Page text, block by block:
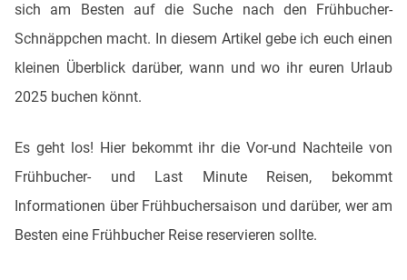
sich am Besten auf die Suche nach den Frühbucher-
Schnäppchen macht. In diesem Artikel gebe ich euch einen
kleinen Überblick darüber, wann und wo ihr euren Urlaub
2025 buchen könnt.
Es geht los! Hier bekommt ihr die Vor-und Nachteile von
Frühbucher- und Last Minute Reisen, bekommt
Informationen über Frühbuchersaison und darüber, wer am
Besten eine Frühbucher Reise reservieren sollte.